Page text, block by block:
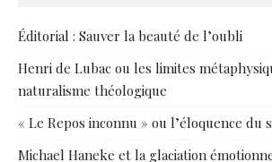
Éditorial : Sauver la beauté de l’oubli
Henri de Lubac ou les limites
naturalisme théologique
« Le Repos inconnu » ou l’éloquence du
Michael Haneke et la glaciation